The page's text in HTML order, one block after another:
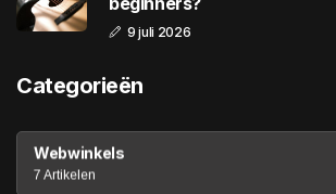
9 juli 2026
Categorieën
Webwinkels
7 Artikelen